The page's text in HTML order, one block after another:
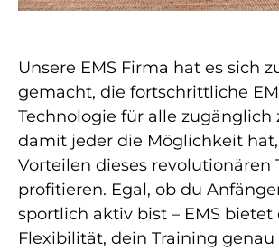
Unsere EMS Firma hat es sich
gemacht, die fortschrittliche
Technologie für alle zugänglich
damit jeder die Möglichkeit
Vorteilen dieses revolutionären
profitieren. Egal, ob du
sportlich aktiv bist – EMS bietet
Flexibilität, dein Training